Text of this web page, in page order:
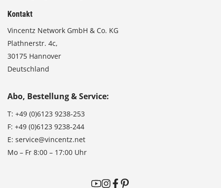
Kontakt
Vincentz Network GmbH & Co. KG
Plathnerstr. 4c,
30175 Hannover
Deutschland
Abo, Bestellung & Service:
T: +49 (0)6123 9238-253
F: +49 (0)6123 9238-244
E: service@vincentz.net
Mo – Fr 8:00 – 17:00 Uhr